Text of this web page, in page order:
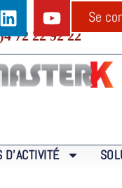
72 22 92 22
Se
D’ACTIVITÉ